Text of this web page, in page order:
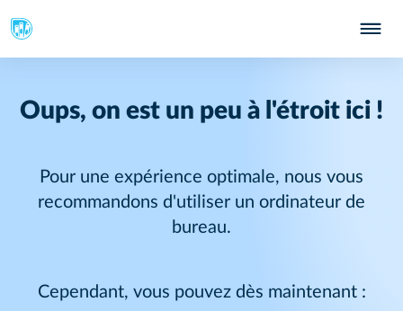
Oups, on est un peu à l'étroit ici !
Pour une expérience optimale, nous vous
recommandons d'utiliser un ordinateur de
bureau.
Cependant, vous pouvez dès maintenant :